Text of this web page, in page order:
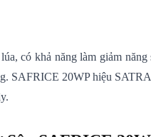
có khả năng làm giảm
SAFRICE 20WP hiệu